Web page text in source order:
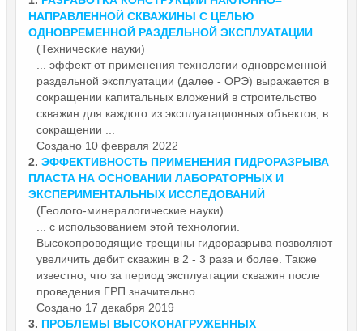
НАПРАВЛЕННОЙ СКВАЖИНЫ С ЦЕЛЬЮ
ОДНОВРЕМЕННОЙ РАЗДЕЛЬНОЙ ЭКСПЛУАТАЦИИ
(Технические науки)
... эффект от применения технологии одновременной
раздельной эксплуатации (далее - ОРЭ) выражается в
сокращении капитальных вложений в строительство
скважин для каждого из эксплуатационных объектов, в
сокращении ...
Создано 10 февраля 2022
2. ЭФФЕКТИВНОСТЬ ПРИМЕНЕНИЯ ГИДРОРАЗРЫВА
ПЛАСТА НА ОСНОВАНИИ ЛАБОРАТОРНЫХ И
ЭКСПЕРИМЕНТАЛЬНЫХ ИССЛЕДОВАНИЙ
(Геолого-минералогические науки)
... с использованием этой технологии.
Высокопроводящие трещины гидроразрыва позволяют
увеличить дебит скважин в 2 - 3 раза и более. Также
известно, что за период эксплуатации скважин после
проведения ГРП значительно ...
Создано 17 декабря 2019
3. ПРОБЛЕМЫ ВЫСОКОНАГРУЖЕННЫХ